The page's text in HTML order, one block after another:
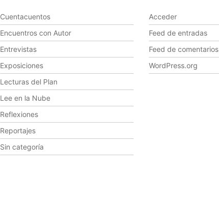
Cuentacuentos
Encuentros con Autor
Entrevistas
Exposiciones
Lecturas del Plan
Lee en la Nube
Reflexiones
Reportajes
Sin categoría
Acceder
Feed de entradas
Feed de comentarios
WordPress.org